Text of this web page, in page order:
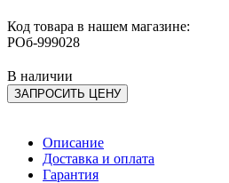
Код товара в нашем магазине:
РОб-999028
В наличии
ЗАПРОСИТЬ ЦЕНУ
Описание
Доставка и оплата
Гарантия